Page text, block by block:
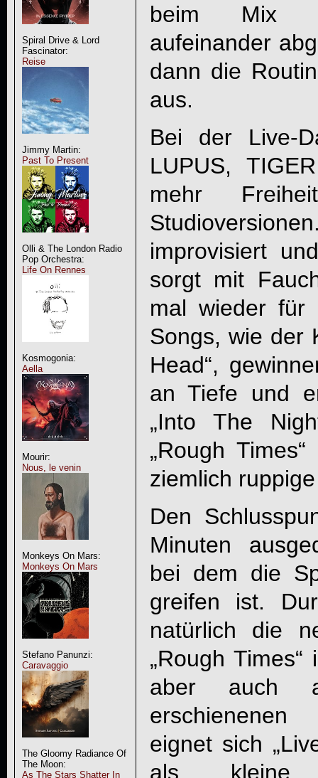
Spiral Drive & Lord
Fascinator:
Reise
Jimmy Martin:
Past To Present
Olli & The London Radio
Pop Orchestra:
Life On Rennes
Kosmogonia:
Aella
Mourir:
Nous, le venin
Monkeys On Mars:
Monkeys On Mars
Stefano Panunzi:
Caravaggio
The Gloomy Radiance Of
The Moon:
As The Stars Shatter In
beim Mix
aufeinander
dann die
aus.
Bei der Live-
LUPUS,
mehr
improvisiert
sorgt mit
mal wieder für
Songs, wie der
Head“,
an Tiefe und
„Into The
„Rough
ziemlich
Den
Minuten
bei dem die
greifen ist.
natürlich die
„Rough
aber auch
erschienenen
eignet sich „
als kleine